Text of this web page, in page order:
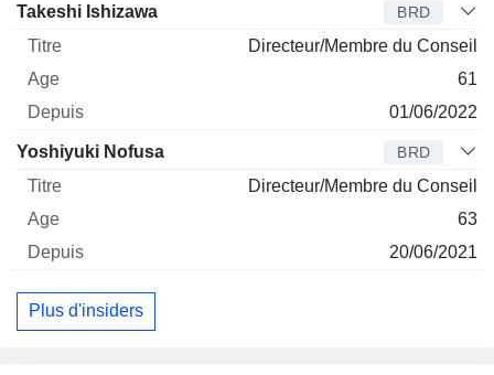
Takeshi Ishizawa BRD
Directeur/Membre du Conseil
61
01/06/2022
Yoshiyuki Nofusa BRD
Directeur/Membre du Conseil
63
20/06/2021
Plus d'insiders